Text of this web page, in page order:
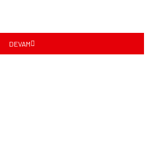
DEVAM